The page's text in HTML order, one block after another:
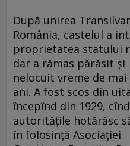
După unirea
România, castelul a
proprietatea statului
dar a rămas părăsit şi
nelocuit vreme de
ani. A fost scos din
începînd din 1929, cînd
autorităţile hotărăsc
în folosinţă Asociaţiei